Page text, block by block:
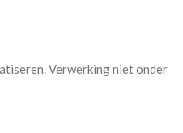
Verwerking niet onder